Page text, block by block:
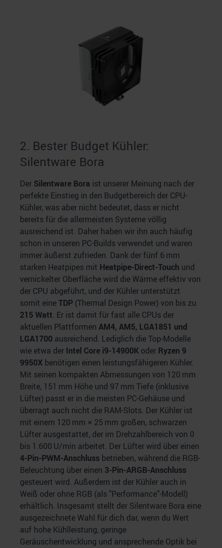
2. Bester Budget Kühler:
Silentware Bora
Der Silentware Bora ist unserer Meinung nach der
perfekte Einstieg in den Budgetbereich der CPU-
Kühler, was aber nicht bedeutet, dass er nicht
bereits für die allermeisten Systeme völlig
ausreichend ist. Daher haben wir ihn auch häufig
schon in unseren PC-Builds verwendet und waren
immer äußerst zufrieden. Dank der fünf 6 mm
starken Heatpipes mit Heatpipe-Direct-Touch und
vernickelter Oberfläche wird die Wärme effektiv von
der CPU abgeführt, und der Kühler unterstützt
somit eineTDP (Thermal Design Power) von bis zu
215 Watt. Er ist damit für fast alle CPUs der
aktuellen Plattformen AM4, AM5, LGA1851 und
LGA1700 ausreichend. Lediglich die Top-Modelle
wie etwa der Intel Core i9-14900K oder Ryzen 9
9950X benötigen einen leistungsfähigeren Kühler.
Mit seinen kompakten Abmessungen von 120 mm
Breite, 151 mm Höhe und 97 mm Tiefe (inklusive
Lüfter) passt er in die meisten PC-Gehäuse und
überragt auch nicht die RAM-Slots. Der Kühler ist
mit einem 120 mm × 25 mm großen, schwarzen
Lüfter ausgestattet, der im Drehzahlbereich von 0
bis 1.600 U/min arbeitet. Der Lüfter wird über einen
4-Pin-PWM-Anschluss betrieben, während die RGB-
Beleuchtung über einen 3-Pin-ARGB-Anschluss
gesteuert wird. Außerdem ist der Kühler auch in
Weiß oder ohne RGB (als "Performance"-Modell)
erhältlich. Insgesamt stellt der Silentware Bora eine
ausgezeichnete Wahl für dich dar, wenn du Wert
auf hohe Kühlleistung, geringe
Geräuschentwicklung und ansprechende Optik bei